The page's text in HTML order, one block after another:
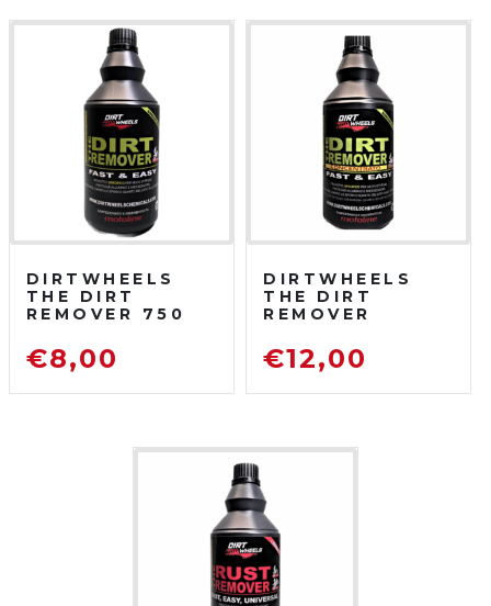
DIRTWHEELS
THE DIRT
REMOVER 750
SGRASSATORE
DETERGENTE
€8,00
DIRTWHEELS
THE DIRT
REMOVER
750 ML
SGRASSATORE
€12,00